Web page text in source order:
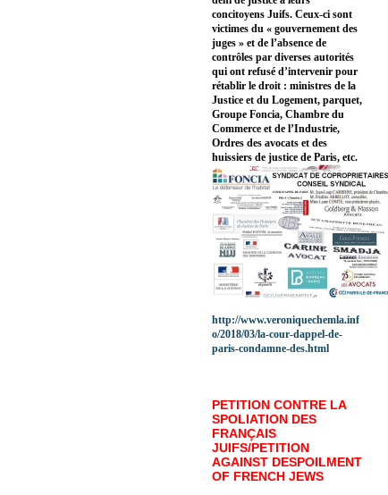
concitoyens Juifs. Ceux-ci sont
victimes du « gouvernement des
juges » et de l’absence de
contrôles par diverses autorités
qui ont refusé d’intervenir pour
rétablir le droit : ministres de la
Justice et du Logement, parquet,
Groupe Foncia, Chambre du
Commerce et de l’Industrie,
Ordres des avocats et des
huissiers de justice de Paris, etc.
http://www.veroniquechemla.inf
o/2018/03/la-cour-dappel-de-
paris-condamne-des.html
PETITION CONTRE LA
SPOLIATION DES
FRANÇAIS
JUIFS/PETITION
AGAINST DESPOILMENT
OF FRENCH JEWS